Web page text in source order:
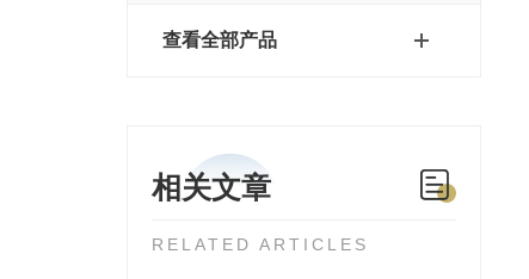
查看全部产品
相关文章
RELATED ARTICLES